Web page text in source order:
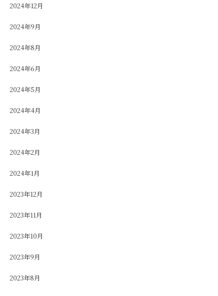
2024年12月
2024年9月
2024年8月
2024年6月
2024年5月
2024年4月
2024年3月
2024年2月
2024年1月
2023年12月
2023年11月
2023年10月
2023年9月
2023年8月